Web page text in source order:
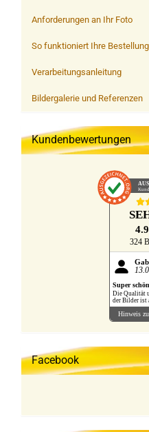
Anforderungen an Ihr Foto
So funktioniert Ihre Bestellung
Verarbeitungsanleitung
Bildergalerie und Referenzen
Kundenbewertungen
324
Super
Die Qualität
der Bilder ist
Hinweis
Facebook